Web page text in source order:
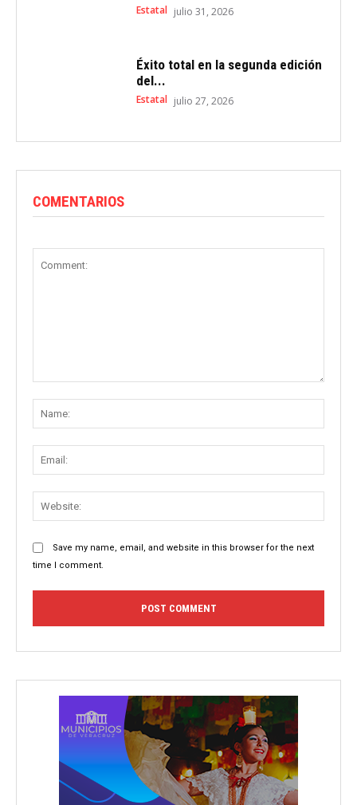
Estatal julio 31, 2026
Éxito total en la segunda edición
del...
Estatal julio 27, 2026
COMENTARIOS
Save my name, email, and website in this browser for the next
time I comment.